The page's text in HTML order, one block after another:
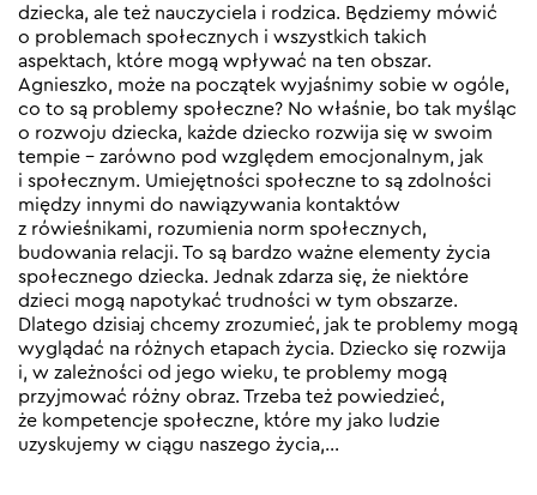
dziecka, ale też nauczyciela i rodzica. Będziemy mówić
o problemach społecznych i wszystkich takich
aspektach, które mogą wpływać na ten obszar.
Agnieszko, może na początek wyjaśnimy sobie w ogóle,
co to są problemy społeczne? No właśnie, bo tak myśląc
o rozwoju dziecka, każde dziecko rozwija się w swoim
tempie – zarówno pod względem emocjonalnym, jak
i społecznym. Umiejętności społeczne to są zdolności
między innymi do nawiązywania kontaktów
z rówieśnikami, rozumienia norm społecznych,
budowania relacji. To są bardzo ważne elementy życia
społecznego dziecka. Jednak zdarza się, że niektóre
dzieci mogą napotykać trudności w tym obszarze.
Dlatego dzisiaj chcemy zrozumieć, jak te problemy mogą
wyglądać na różnych etapach życia. Dziecko się rozwija
i, w zależności od jego wieku, te problemy mogą
przyjmować różny obraz. Trzeba też powiedzieć,
że kompetencje społeczne, które my jako ludzie
uzyskujemy w ciągu naszego życia,…